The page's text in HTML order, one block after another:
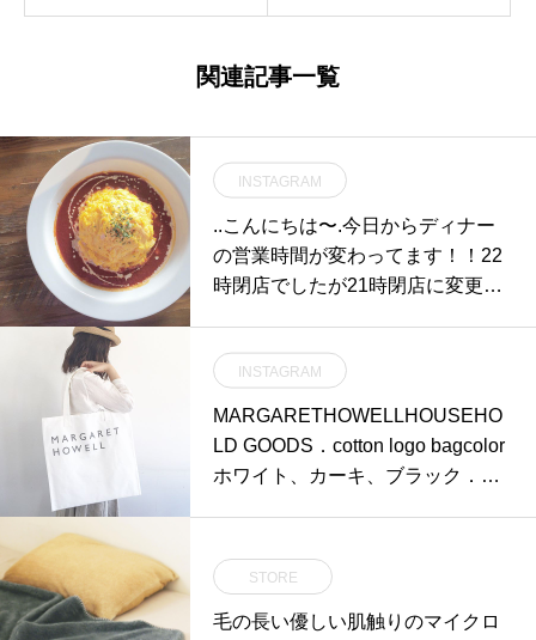
関連記事一覧
INSTAGRAM
..こんにちは〜.今日からディナー
の営業時間が変わってます！！22
時閉店でしたが21時閉店に変更し
#ディナー#営業時間 #変更#21時
閉店#よろしくお願いします#オム
ライス#トマトソース#bistrocafe #
cafe #カフェ #hausmatsue #島根
INSTAGRAM
MARGARETHOWELLHOUSEHO
LD GOODS．cotton logo bagcolor
ホワイト、カーキ、ブラック．定
us_howell へ．#margarethowell #
householdgoods #cottonlogobag#l
ogobag#hausmatsue #島根 #松江
STORE
毛の長い優しい肌触りのマイクロ